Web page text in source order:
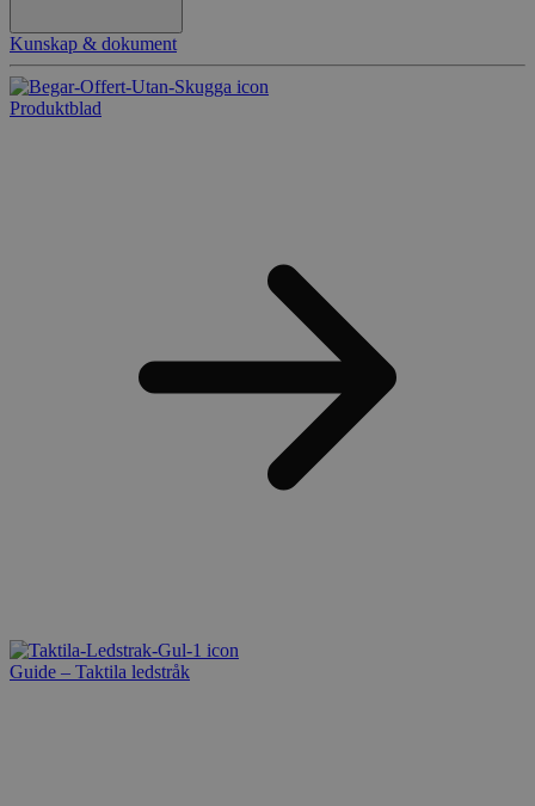
Kunskap & dokument
Produktblad
Guide – Taktila ledstråk